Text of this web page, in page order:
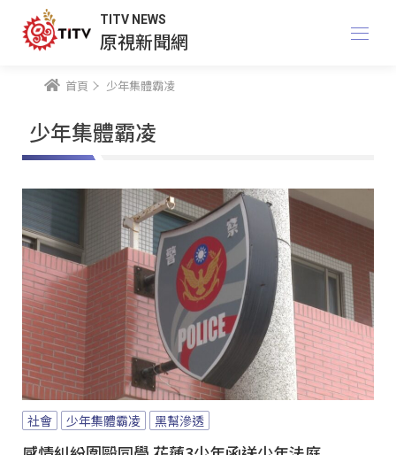
TITV NEWS
原視新聞網
首頁 少年集體霸凌
少年集體霸凌
社會 少年集體霸凌 黑幫滲透